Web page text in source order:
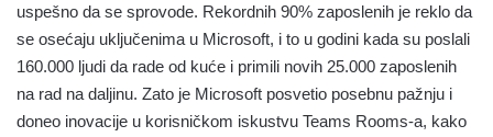
uspešno da se sprovode. Rekordnih 90% zaposlenih je reklo da
se osećaju uključenima u Microsoft, i to u godini kada su poslali
160.000 ljudi da rade od kuće i primili novih 25.000 zaposlenih
na rad na daljinu. Zato je Microsoft posvetio posebnu pažnju i
doneo inovacije u korisničkom iskustvu Teams Rooms-a, kako